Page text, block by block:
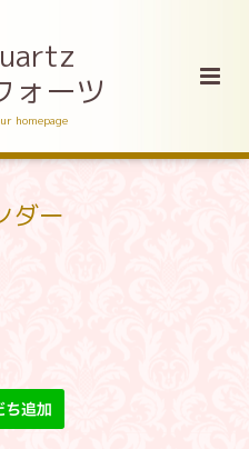
ォーツ
homepage
ダー